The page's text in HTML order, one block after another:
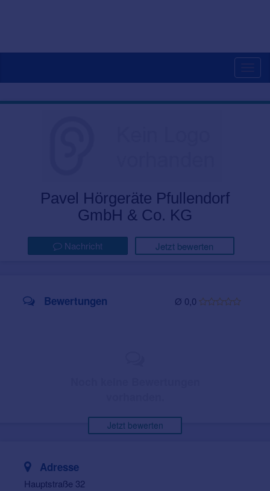
Pavel Hörgeräte Pfullendorf
GmbH & Co. KG
Nachricht Jetzt bewerten
Ø 0,0
Bewertungen
Jetzt bewerten
Adresse
Hauptstraße 32